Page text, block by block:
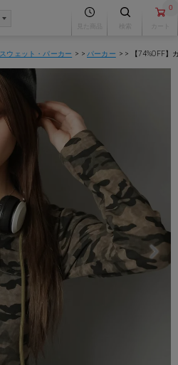
0
スウェット・パーカー パーカー 【74%OFF